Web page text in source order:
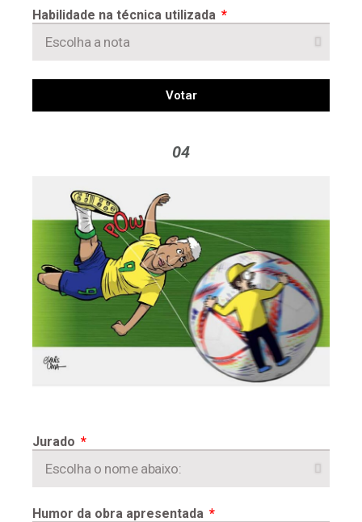
Habilidade na técnica utilizada
Votar
04
Jurado
Humor da obra apresentada